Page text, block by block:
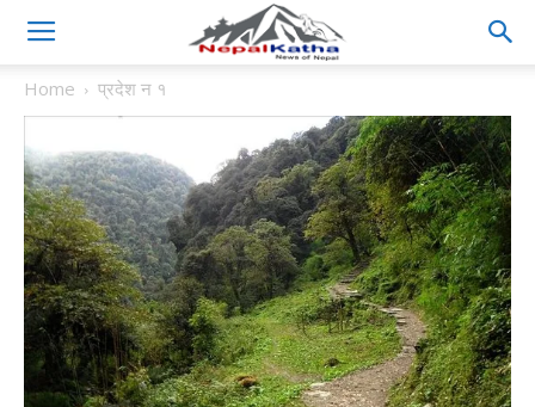
Home प्रदेश न १